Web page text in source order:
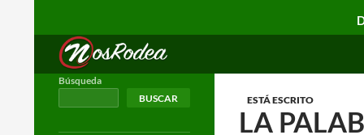
Nos Rodea
Search
ESTÁ ESCRITO
LA
Búsqueda
BUSCAR